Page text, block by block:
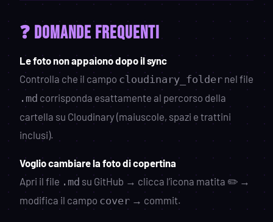
❓ Domande frequenti
Le foto non appaiono dopo il sync
Controlla che il campo cloudinary_folder nel file
.md corrisponda esattamente al percorso della
cartella su Cloudinary (maiuscole, spazi e trattini
inclusi).
Voglio cambiare la foto di copertina
Apri il file .md su GitHub → clicca l’icona matita ✏️ →
modifica il campo cover → commit.